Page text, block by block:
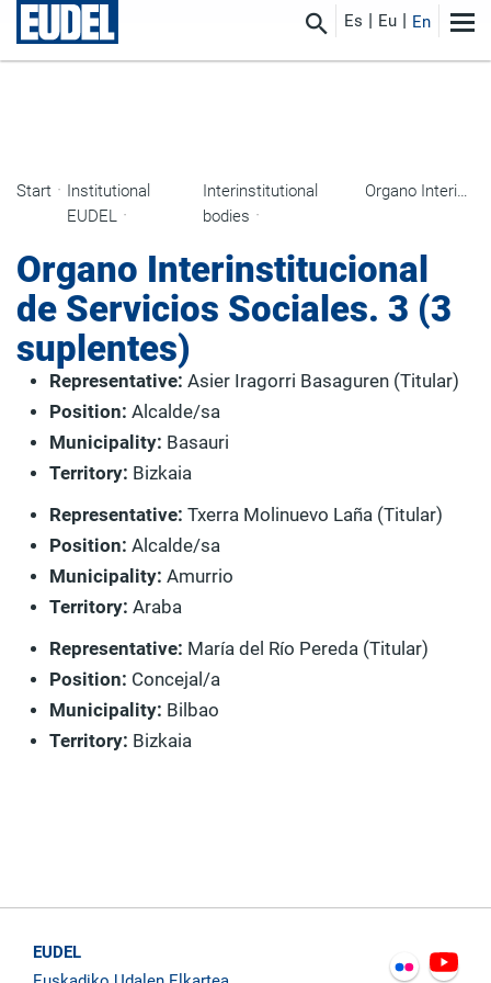
Es Eu En
Start
Institutional
EUDEL
Interinstitutional
bodies
Organo Interinstitucional de Servicios Sociales. 3 (3 suplentes)
Organo Interinstitucional
de Servicios Sociales. 3 (3
suplentes)
Representative: Asier Iragorri Basaguren (Titular)
Position: Alcalde/sa
Municipality: Basauri
Territory: Bizkaia
Representative: Txerra Molinuevo Laña (Titular)
Position: Alcalde/sa
Municipality: Amurrio
Territory: Araba
Representative: María del Río Pereda (Titular)
Position: Concejal/a
Municipality: Bilbao
Territory: Bizkaia
EUDEL